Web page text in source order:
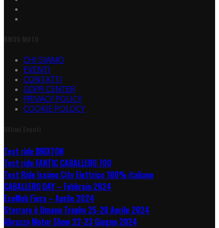
CHI SIAMO
EVENTI
CONTATTI
GDPR CENTER
PRIVACY POLICY
COOKIE POLOCY
Test ride BRIXTON
Test ride FANTIC CABALLERO 700
Test Ride Issimo City Elettrico 100% italiano
CABALLERO DAY – Febbraio 2024
EcoMob Fiera – Aprile 2024
Sterrare è Umano Trophy 25-28 Aprile 2024
Abruzzo Motor Show 22-23 Giugno 2024